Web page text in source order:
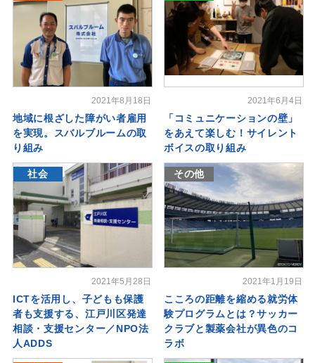
2021年8月18日
地域に根ざした障がい者雇用
を実現。スバルブルームの取
り組み
2021年6月4日
「コミュニケーションの壁」
をあえて楽しむ！サイレント
ボイスの取り組み
社会
2021年5月28日
ICTを活用し、子どもも保護
者も支援する、江戸川区発達
相談・支援センター／NPO法
人ADDS
その他
2021年1月19日
こころの距離を縮める就労体
験プログラムとは？サッカー
クラブと製薬会社が異色のコ
ラボ